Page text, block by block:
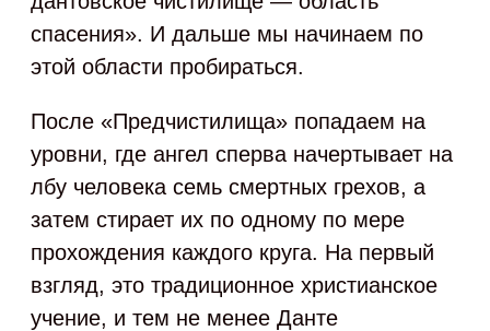
спасения». И дальше мы начинаем по
этой области пробираться.
После «Предчистилища» попадаем на
уровни, где ангел сперва начертывает на
лбу человека семь смертных грехов, а
затем стирает их по одному по мере
прохождения каждого круга. На первый
взгляд, это традиционное христианское
учение, и тем не менее Данте